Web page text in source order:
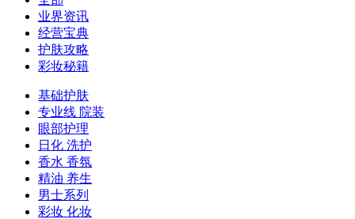
业界资讯
经营宝典
护肤攻略
彩妆秘籍
基础护肤
专业线 院装
眼部护理
日化 洗护
香水 香氛
精油 养生
男士系列
彩妆 化妆